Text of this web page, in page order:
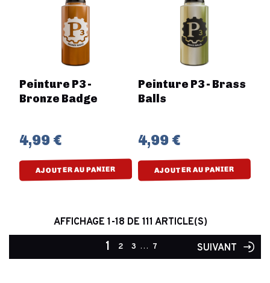
Peinture P3 -
Bronze Badge
4,99 €
AJOUTER AU PANIER
Peinture P3 - Brass
Balls
4,99 €
AJOUTER AU PANIER
AFFICHAGE 1-18 DE 111 ARTICLE(S)
1 2 3 … 7 SUIVANT